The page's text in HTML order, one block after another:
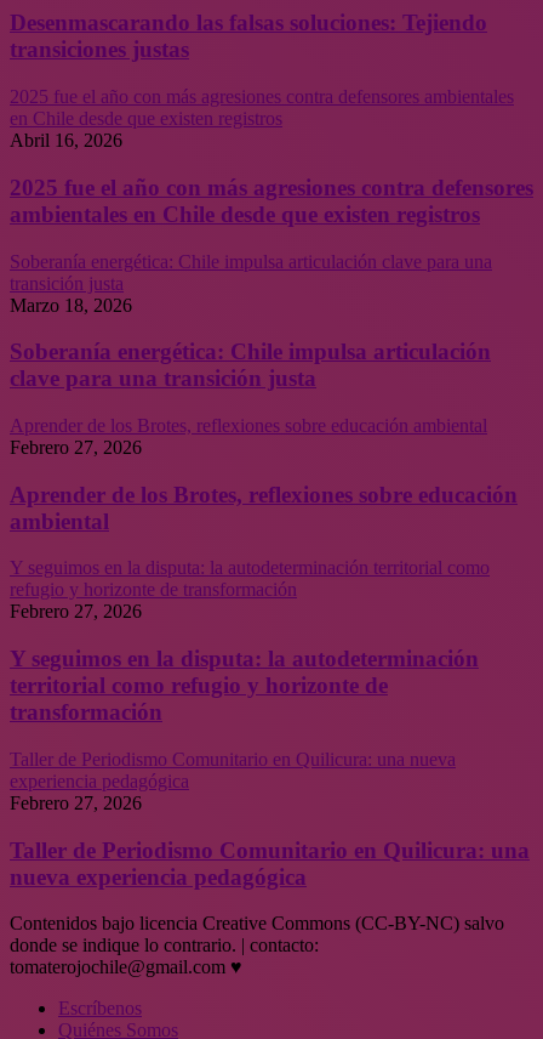
Desenmascarando las falsas soluciones: Tejiendo
transiciones justas
2025 fue el año con más agresiones contra defensores ambientales
en Chile desde que existen registros
Abril 16, 2026
2025 fue el año con más agresiones contra defensores
ambientales en Chile desde que existen registros
Soberanía energética: Chile impulsa articulación clave para una
transición justa
Marzo 18, 2026
Soberanía energética: Chile impulsa articulación
clave para una transición justa
Aprender de los Brotes, reflexiones sobre educación ambiental
Febrero 27, 2026
Aprender de los Brotes, reflexiones sobre educación
ambiental
Y seguimos en la disputa: la autodeterminación territorial como
refugio y horizonte de transformación
Febrero 27, 2026
Y seguimos en la disputa: la autodeterminación
territorial como refugio y horizonte de
transformación
Taller de Periodismo Comunitario en Quilicura: una nueva
experiencia pedagógica
Febrero 27, 2026
Taller de Periodismo Comunitario en Quilicura: una
nueva experiencia pedagógica
Contenidos bajo licencia Creative Commons (CC-BY-NC) salvo
donde se indique lo contrario. | contacto:
tomaterojochile@gmail.com ♥
Escríbenos
Quiénes Somos